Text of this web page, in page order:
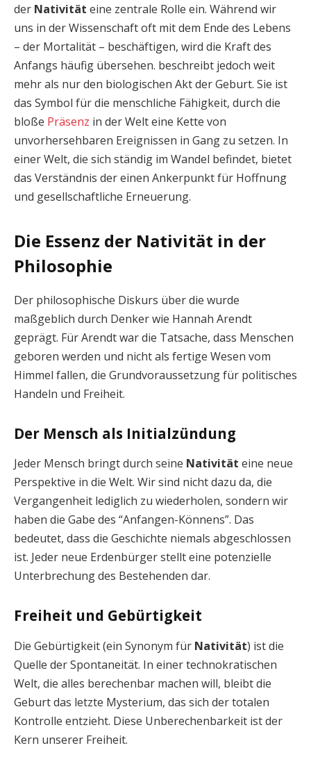
der Nativität eine zentrale Rolle ein. Während wir
uns in der Wissenschaft oft mit dem Ende des Lebens
– der Mortalität – beschäftigen, wird die Kraft des
Anfangs häufig übersehen. beschreibt jedoch weit
mehr als nur den biologischen Akt der Geburt. Sie ist
das Symbol für die menschliche Fähigkeit, durch die
bloße Präsenz in der Welt eine Kette von
unvorhersehbaren Ereignissen in Gang zu setzen. In
einer Welt, die sich ständig im Wandel befindet, bietet
das Verständnis der einen Ankerpunkt für Hoffnung
und gesellschaftliche Erneuerung.
Die Essenz der Nativität in der
Philosophie
Der philosophische Diskurs über die wurde
maßgeblich durch Denker wie Hannah Arendt
geprägt. Für Arendt war die Tatsache, dass Menschen
geboren werden und nicht als fertige Wesen vom
Himmel fallen, die Grundvoraussetzung für politisches
Handeln und Freiheit.
Der Mensch als Initialzündung
Jeder Mensch bringt durch seine Nativität eine neue
Perspektive in die Welt. Wir sind nicht dazu da, die
Vergangenheit lediglich zu wiederholen, sondern wir
haben die Gabe des “Anfangen-Könnens”. Das
bedeutet, dass die Geschichte niemals abgeschlossen
ist. Jeder neue Erdenbürger stellt eine potenzielle
Unterbrechung des Bestehenden dar.
Freiheit und Gebürtigkeit
Die Gebürtigkeit (ein Synonym für Nativität) ist die
Quelle der Spontaneität. In einer technokratischen
Welt, die alles berechenbar machen will, bleibt die
Geburt das letzte Mysterium, das sich der totalen
Kontrolle entzieht. Diese Unberechenbarkeit ist der
Kern unserer Freiheit.